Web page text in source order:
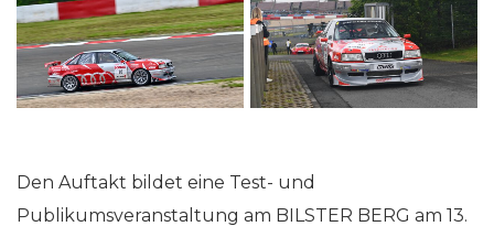
Den Auftakt bildet eine Test- und
Publikumsveranstaltung am BILSTER BERG am 13.